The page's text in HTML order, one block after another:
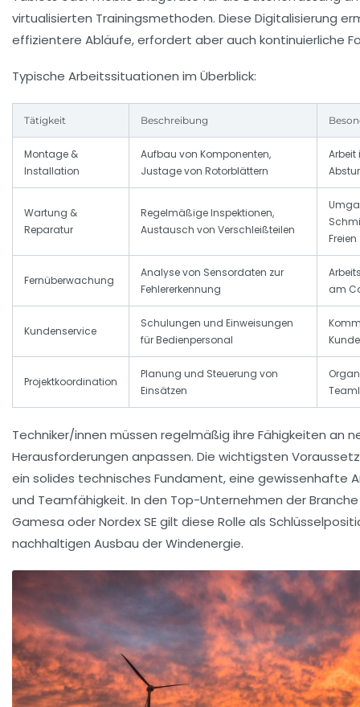
virtualisierten Trainingsmethoden. Diese Digitalisierung
effizientere Abläufe, erfordert aber auch kontinuierliche
Typische Arbeitssituationen im Überblick:
Tätigkeit Beschreibung
Montage &
Installation
Aufbau von Komponenten,
Justage von Rotorblättern
Arbeit
Wartung &
Reparatur
Regelmäßige Inspektionen,
Austausch von Verschleißteilen
Freien
Fernüberwachung
Analyse von Sensordaten zur
Fehlererkennung
am
Kundenservice
Schulungen und Einweisungen
für Bedienpersonal
Projektkoordination
Planung und Steuerung von
Einsätzen
Techniker/innen müssen regelmäßig ihre Fähigkeiten an
Herausforderungen anpassen. Die wichtigsten
ein solides technisches Fundament, eine gewissenhafte
und Teamfähigkeit. In den Top-Unternehmen der
Gamesa oder Nordex SE gilt diese Rolle als
nachhaltigen Ausbau der Windenergie.